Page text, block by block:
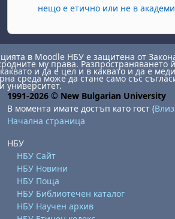
нещо е етично или не в
в Moodle НБУ е защитена от
му права. Разпространяването
и да е цел и в каквато и да е
среда може да стане само със
университет.
1991-2026 © New Bulgarian University
В момента имате достъп като гост (
Начална страница
НБУ
НБУ Сайт
НБУ Новини
НБУ Поща
НБУ Библиотечен каталог
НБУ Научен архив